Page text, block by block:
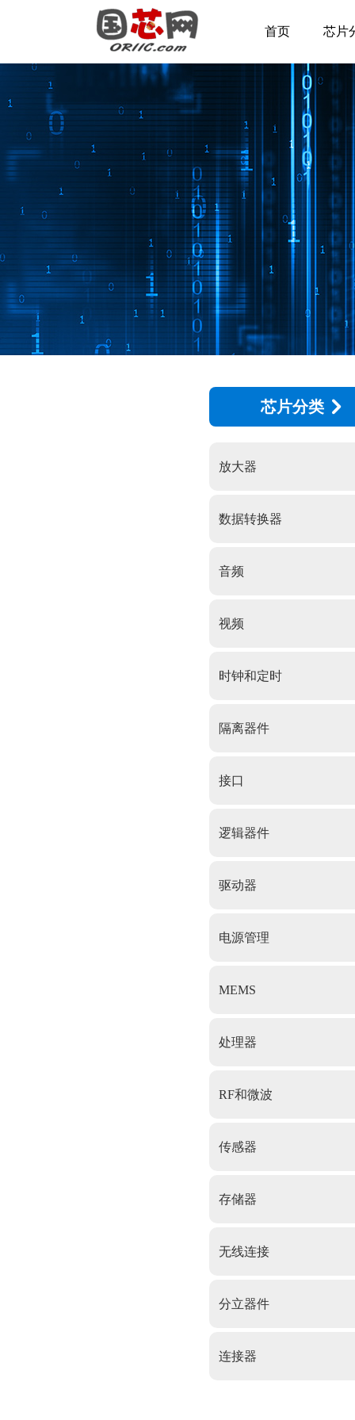
首页 芯片
芯片分类
放大器
数据转换器
音频
视频
时钟和定时
隔离器件
接口
逻辑器件
驱动器
电源管理
MEMS
处理器
RF和微波
传感器
存储器
无线连接
分立器件
连接器